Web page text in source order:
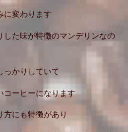
に変わります
した味が特徴のマンデリンなの
っかりしていて
コーヒーになります
方にも特徴があり